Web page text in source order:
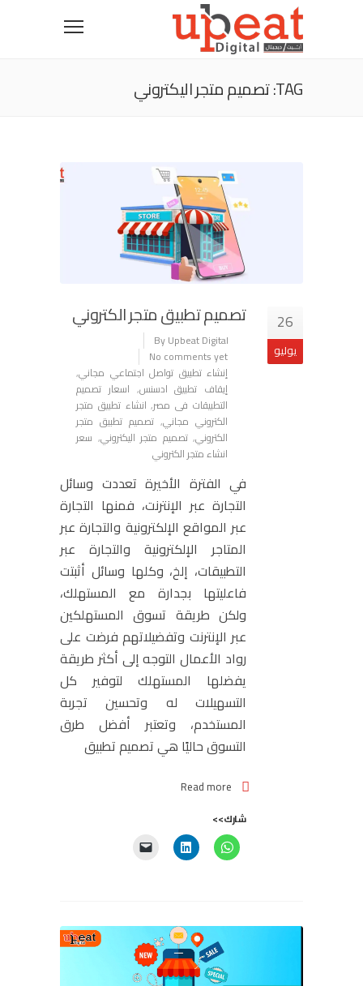
TAG: تصميم متجر اليكتروني
26
يوليو
تصميم تطبيق متجر الكتروني
By Upbeat Digital
No comments yet
إنشاء تطبيق تواصل اجتماعي مجاني,
إيقاف تطبيق ادسنس, اسعار تصميم
التطبيقات فى مصر, انشاء تطبيق متجر
الكتروني مجاني, تصميم تطبيق متجر
الكتروني,تصميم متجر اليكتروني, سعر
انشاء متجر الكتروني
في الفترة الأخيرة تعددت وسائل
التجارة عبر الإنترنت، فمنها التجارة
عبر المواقع الإلكترونية والتجارة عبر
المتاجر الإلكترونية والتجارة عبر
التطبيقات، إلخ، وكلها وسائل أثبتت
فاعليتها بجدارة مع المستهلك،
ولكن طريقة تسوق المستهلكين
عبر الإنترنت وتفضيلاتهم فرضت على
رواد الأعمال التوجه إلى أكثر طريقة
يفضلها المستهلك لتوفير كل
التسهيلات له وتحسين تجربة
المستخدم، وتعتبر أفضل طرق
التسوق حاليًا هي تصميم تطبيق
Read more
شارك>>